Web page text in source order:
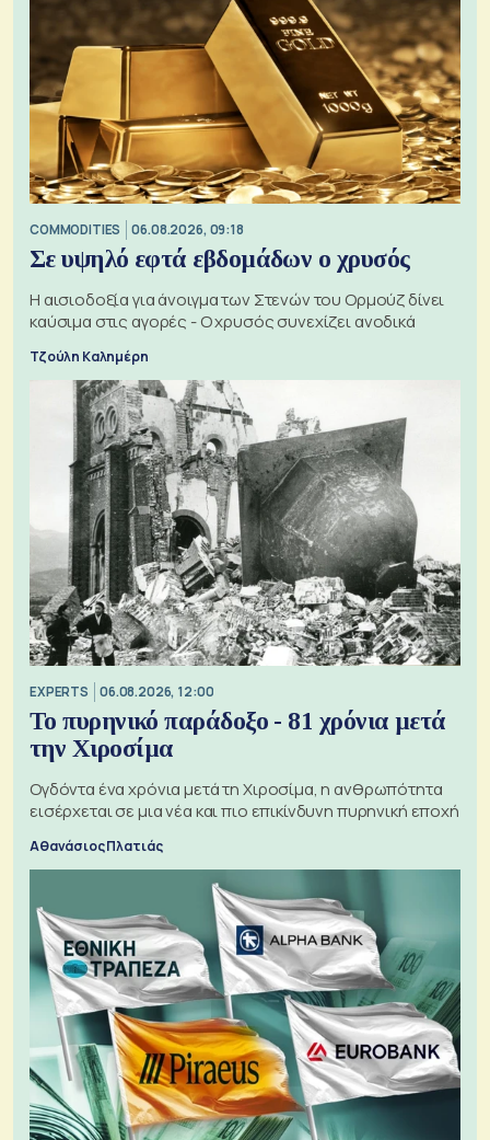
COMMODITIES 06.08.2026, 09:18
Σε υψηλό εφτά εβδομάδων ο χρυσός
Η αισιοδοξία για άνοιγμα των Στενών του Ορμούζ δίνει
καύσιμα στις αγορές - Ο χρυσός συνεχίζει ανοδικά
Τζούλη Καλημέρη
EXPERTS 06.08.2026, 12:00
Το πυρηνικό παράδοξο - 81 χρόνια μετά
την Χιροσίμα
Ογδόντα ένα χρόνια μετά τη Χιροσίμα, η ανθρωπότητα
εισέρχεται σε μια νέα και πιο επικίνδυνη πυρηνική εποχή
Αθανάσιος Πλατιάς